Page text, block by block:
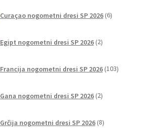
Curaçao nogometni dresi SP 2026 6izdelkov
Egipt nogometni dresi SP 2026 2izdelka
Francija nogometni dresi SP 2026 103izdelki
Gana nogometni dresi SP 2026 2izdelka
Grčija nogometni dresi SP 2026 8izdelkov